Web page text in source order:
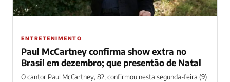
ENTRETENIMENTO
Paul McCartney confirma show extra no
Brasil em dezembro; que presentão de Natal
O cantor Paul McCartney, 82, confirmou nesta segunda-feira (9)